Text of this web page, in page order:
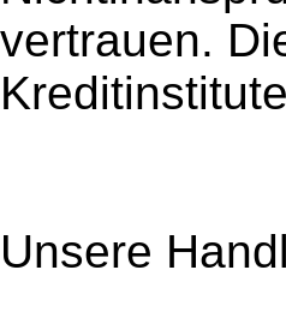
vertrauen.
Unsere